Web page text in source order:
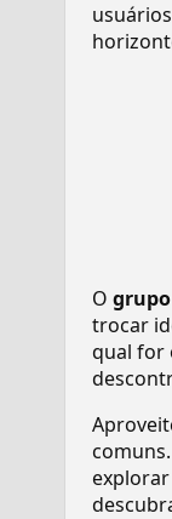
O
trocar
qual for